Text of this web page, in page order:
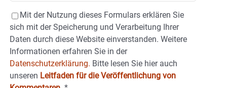
Mit der Nutzung dieses Formulars erklären Sie
sich mit der Speicherung und Verarbeitung Ihrer
Daten durch diese Website einverstanden. Weitere
Informationen erfahren Sie in der
Datenschutzerklärung. Bitte lesen Sie hier auch
unseren Leitfaden für die Veröffentlichung von